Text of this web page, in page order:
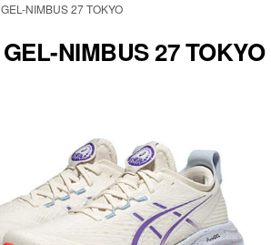
GEL-NIMBUS 27 TOKYO
GEL-NIMBUS 27 TOKYO